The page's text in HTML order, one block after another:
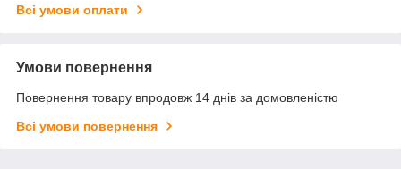
Всі умови оплати
Умови повернення
Повернення товару впродовж 14 днів за домовленістю
Всі умови повернення